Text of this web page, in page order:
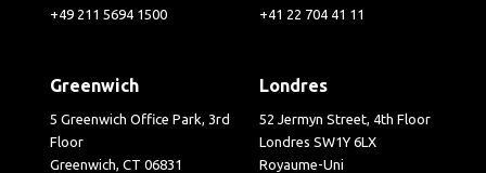
+49 211 5694 1500
+41 22 704 41 11
Greenwich
5 Greenwich Office Park, 3rd
Floor
Greenwich, CT 06831
Londres
52 Jermyn Street, 4th Floor
Londres SW1Y 6LX
Royaume-Uni